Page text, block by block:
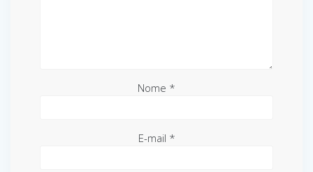
Nome *
E-mail *